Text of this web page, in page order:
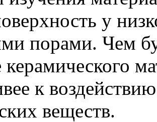
у
порами. Чем
керамического
к
веществ.